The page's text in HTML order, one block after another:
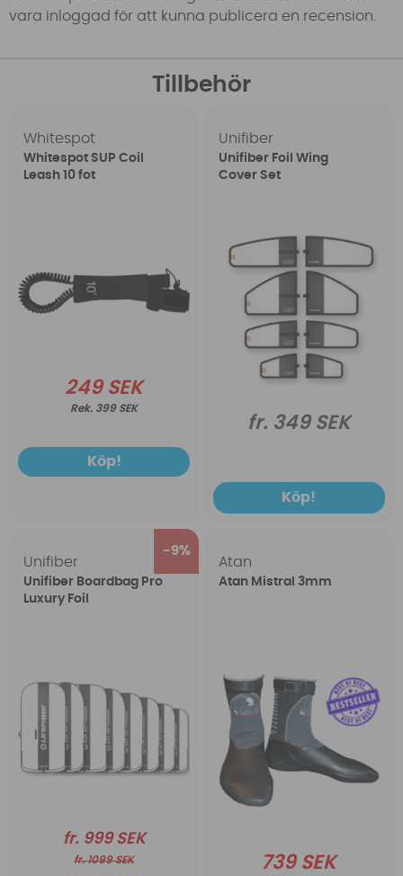
vara inloggad för att kunna publicera en recension.
Tillbehör
Whitespot
Whitespot SUP Coil
Leash 10 fot
249 SEK
399 SEK
Köp!
Unifiber
Unifiber Foil Wing
Cover Set
fr. 349 SEK
Köp!
Unifiber
Unifiber Boardbag Pro
Luxury Foil
9
fr. 999 SEK
fr. 1099 SEK
Atan
Atan Mistral 3mm
739 SEK